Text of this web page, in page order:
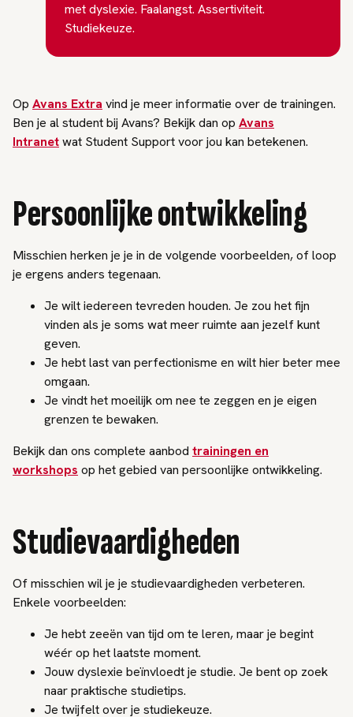
met dyslexie. Faalangst. Assertiviteit.
Studiekeuze.
Op Avans Extra vind je meer informatie over de trainingen.
Ben je al student bij Avans? Bekijk dan op Avans
Intranetwat Student Support voor jou kan betekenen.
Persoonlijke ontwikkeling
Misschien herken je je in de volgende voorbeelden, of loop
je ergens anders tegenaan.
Je wilt iedereen tevreden houden. Je zou het fijn
vinden als je soms wat meer ruimte aan jezelf kunt
geven.
Je hebt last van perfectionisme en wilt hier beter mee
omgaan.
Je vindt het moeilijk om nee te zeggen en je eigen
grenzen te bewaken.
Bekijk dan ons complete aanbod trainingen en
workshops op het gebied van persoonlijke ontwikkeling.
Studievaardigheden
Of misschien wil je je studievaardigheden verbeteren.
Enkele voorbeelden:
Je hebt zeeën van tijd om te leren, maar je begint
wéér op het laatste moment.
Jouw dyslexie beïnvloedt je studie. Je bent op zoek
naar praktische studietips.
Je twijfelt over je studiekeuze.